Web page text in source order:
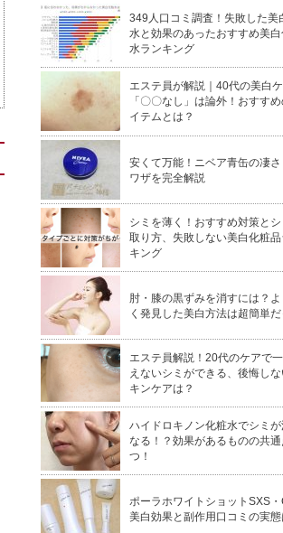
349人口コミ調査！失敗した美
水と効果のあったおすすめ美
水ランキング
エステ員が解説｜40代の美白
「〇〇なし」は論外！おすす
イテムとは？
安くて万能！ニベア青缶の凄
ワザを完全解説
シミを薄く！おすすめ対策と
取り方、失敗しない美白化粧品
キング
肘・膝の黒ずみを消すには？
く発見した美白方法は超簡単だ
エステ員解説！20代のケアで
えないシミができる、後悔しな
キンケアは？
ハイドロキノン化粧水でシミが
なる！？効果があるものの共通
つ！
ポーラホワイトショットSXS
美白効果と副作用口コミの実態